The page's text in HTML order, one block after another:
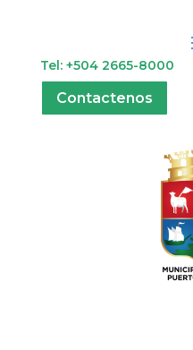
Tel: +504 2665-8000
Contactenos